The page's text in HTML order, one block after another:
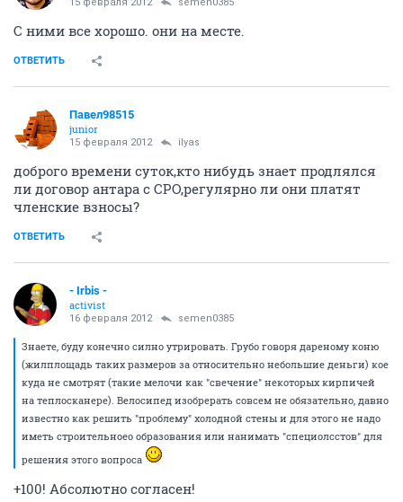
С ними все хорошо. они на месте.
ОТВЕТИТЬ
Павел98515
junior
15 февраля 2012 ilyas
доброго времени суток,кто нибудь знает продлялся
ли договор антара с СРО,регулярно ли они платят
членские взносы?
ОТВЕТИТЬ
- Irbis -
activist
16 февраля 2012 semen0385
Знаете, буду конечно силно утрировать. Грубо говоря дареному коню
(жилплощадь таких размеров за относительно небольшие деньги) кое
куда не смотрят (такие мелочи как "свечение" некоторых кирпичей
на теплосканере). Велосипед изобрерать совсем не обязательно, давно
известно как решить "проблему" холодной стены и для этого не надо
иметь строительноео образования или нанимать "специолсстов" для
решения этого вопроса
+100! Абсолютно согласен!